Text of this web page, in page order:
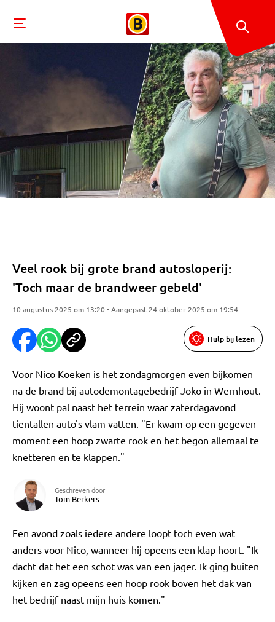
Veel rook bij grote brand autosloperij:
'Toch maar de brandweer gebeld'
10 augustus 2025 om 13:20 • Aangepast 24 oktober 2025 om 19:54
Hulp bij lezen
Voor Nico Koeken is het zondagmorgen even bijkomen
na de brand bij autodemontagebedrijf Joko in Wernhout.
Hij woont pal naast het terrein waar zaterdagavond
tientallen auto's vlam vatten. "Er kwam op een gegeven
moment een hoop zwarte rook en het begon allemaal te
knetteren en te klappen."
Geschreven door
Tom Berkers
Een avond zoals iedere andere loopt toch even wat
anders voor Nico, wanneer hij opeens een klap hoort. "Ik
dacht dat het een schot was van een jager. Ik ging buiten
kijken en zag opeens een hoop rook boven het dak van
het bedrijf naast mijn huis komen."